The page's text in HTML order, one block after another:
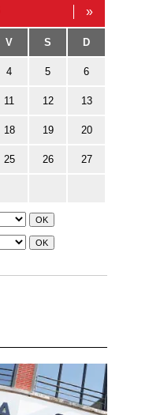
»
V S D
4 5 6
11 12 13
18 19 20
25 26 27